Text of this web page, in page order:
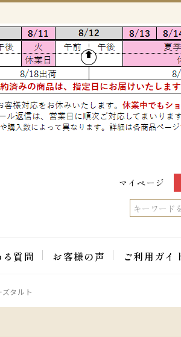
マイページ
る質問 お客様の声 ご利用ガイ
タルト